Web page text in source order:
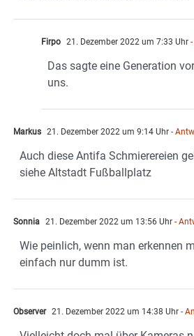
Firpo 21. Dezember 2022 um 7:33 Uhr
Das sagte eine Generation
uns.
Markus 21. Dezember 2022 um 9:14 Uhr -
Auch diese Antifa Schmierereien
siehe Altstadt Fußballplatz
Sonnia 21. Dezember 2022 um 13:56 Uhr -
Wie peinlich, wenn man erkennen
einfach nur dumm ist.
Observer 21. Dezember 2022 um 14:38 Uhr -